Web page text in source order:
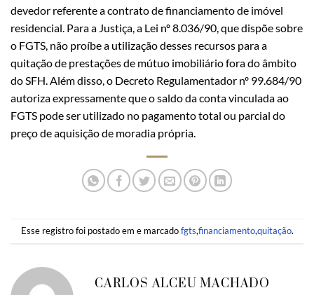
devedor referente a contrato de financiamento de imóvel
residencial. Para a Justiça, a Lei nº 8.036/90, que dispõe sobre
o FGTS, não proíbe a utilização desses recursos para a
quitação de prestações de mútuo imobiliário fora do âmbito
do SFH. Além disso, o Decreto Regulamentador nº 99.684/90
autoriza expressamente que o saldo da conta vinculada ao
FGTS pode ser utilizado no pagamento total ou parcial do
preço de aquisição de moradia própria.
Esse registro foi postado em e marcadofgts,financiamento,quitação.
CARLOS ALCEU MACHADO